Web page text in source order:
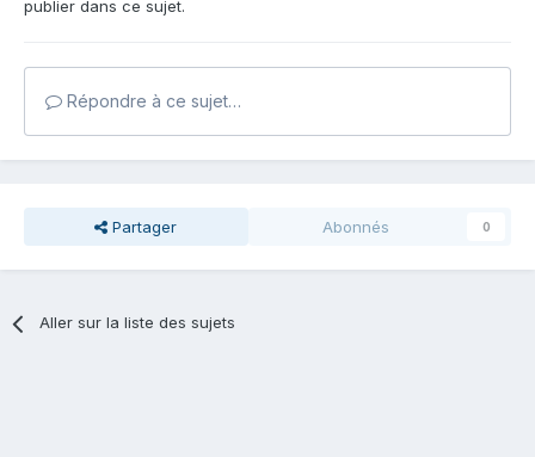
publier dans ce sujet.
Répondre à ce sujet…
Partager Abonnés 0
Aller sur la liste des sujets